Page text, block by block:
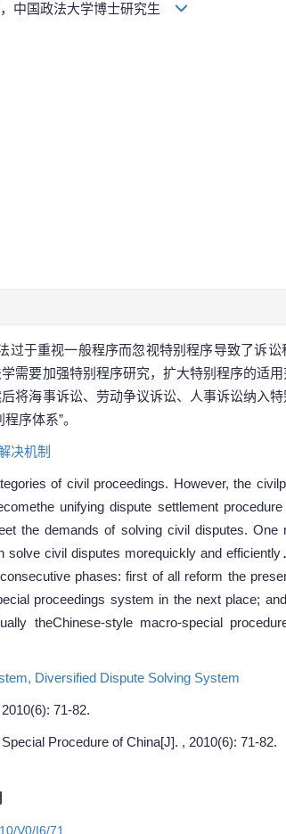
中国政法大学博士研究生
于重视一般程序而忽视特别程序导致了诉
需要加强特别程序研究，扩大特别程序的适
将海事诉讼、劳动争议诉讼、人事诉讼纳入
序体系”。
决机制
of civil proceedings. However, the
unifying dispute settlement
the demands of solving civil disputes.
solve civil disputes morequickly and
phases: first of all reform the
proceedings system in the next place;
theChinese-style macro-special
Diversified Dispute Solving System
71-82.
Procedure of China[J]. , 2010(6): 71-82.
V0/I6/71